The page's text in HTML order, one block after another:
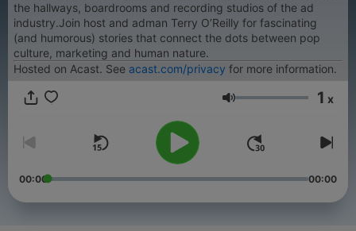
the hallways, boardrooms and recording studios of the ad
industry.Join host and adman Terry O’Reilly for fascinating
(and humorous) stories that connect the dots between pop
culture, marketing and human nature.
Hosted on Acast. See acast.com/privacy for more information.
Ένταση 1 x
00:00 00:00